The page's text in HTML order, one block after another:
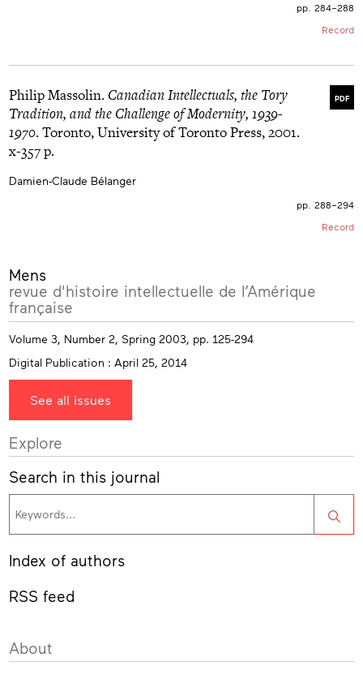
pp. 284–288
Record
PDF
Philip Massolin. Canadian Intellectuals, the Tory
Tradition, and the Challenge of Modernity, 1939-
1970. Toronto, University of Toronto Press, 2001.
x-357 p.
Damien-Claude Bélanger
pp. 288–294
Record
More
info
Mens
revue d'histoire intellectuelle de l’Amérique
française
Volume 3, Number 2, Spring 2003, pp. 125-294
Digital Publication : April 25, 2014
See all issues
Explore
Search in this journal
Index of authors
RSS feed
About